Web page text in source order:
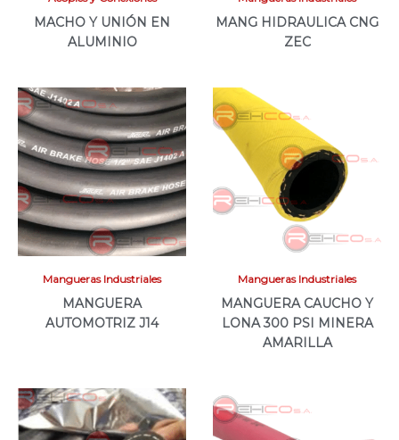
MACHO Y UNIÓN EN
ALUMINIO
MANG HIDRAULICA CNG
ZEC
Mangueras Industriales
MANGUERA
AUTOMOTRIZ J14
Mangueras Industriales
MANGUERA CAUCHO Y
LONA 300 PSI MINERA
AMARILLA